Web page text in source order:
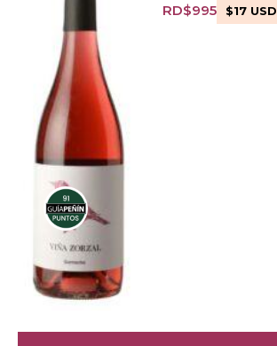
RD$995 $17 USD